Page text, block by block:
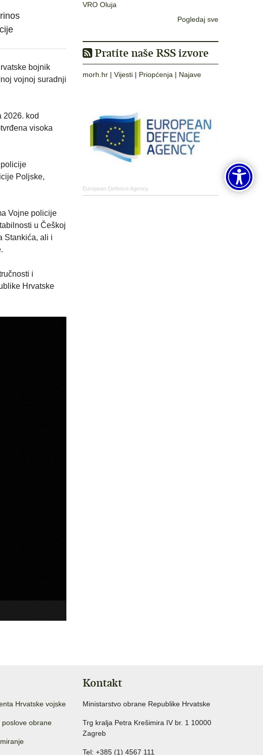
bojnik
vojnoj suradnji
2026. kod
visoka
Poljske,
Vojne policije
u Češkoj
Stankića, ali i
i
Hrvatske
VRO Oluja
Pogledaj sve
Pratite naše RSS izvore
morh.hr | Vijesti | Priopćenja | Najave
European Defence Agency
Hrvatske vojske
poslove obrane
Kontakt
Ministarstvo obrane Republike Hrvatske
Trg kralja Petra Krešimira IV br. 1 10000
Zagreb
Tel: +385 (1) 4567 111